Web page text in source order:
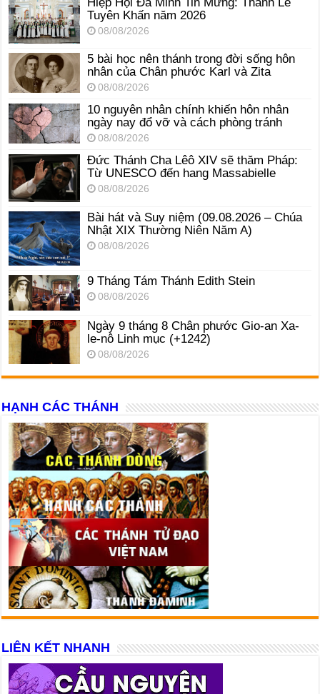
Tuyên Khấn năm 2026
08/08/2026
5 bài học nên thánh trong đời sống hôn
nhân của Chân phước Karl và Zita
08/08/2026
10 nguyên nhân chính khiến hôn nhân
ngày nay đổ vỡ và cách phòng tránh
08/08/2026
Đức Thánh Cha Lêô XIV sẽ thăm Pháp:
Từ UNESCO đến hang Massabielle
08/08/2026
Bài hát và Suy niệm (09.08.2026 – Chúa
Nhật XIX Thường Niên Năm A)
08/08/2026
9 Tháng Tám Thánh Edith Stein
08/08/2026
Ngày 9 tháng 8 Chân phước Gio-an Xa-
le-nô Linh mục (+1242)
08/08/2026
HẠNH CÁC THÁNH
LIÊN KẾT NHANH